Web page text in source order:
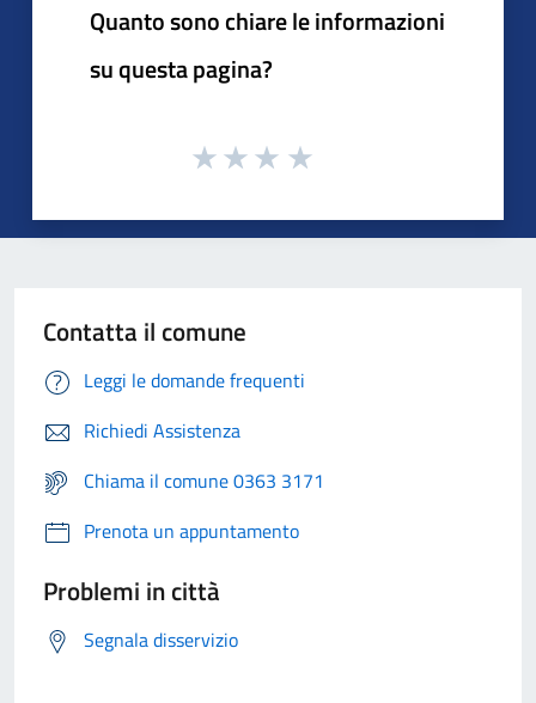
Quanto sono chiare le informazioni
su questa pagina?
Contatta il comune
Leggi le domande frequenti
Richiedi Assistenza
Chiama il comune 0363 3171
Prenota un appuntamento
Problemi in città
Segnala disservizio